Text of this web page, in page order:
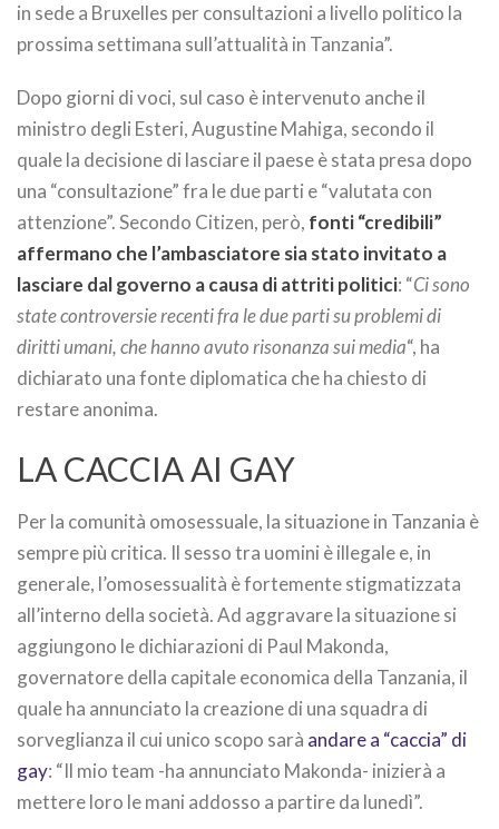
in sede a Bruxelles per consultazioni a livello politico la
prossima settimana sull’attualità in Tanzania”.
Dopo giorni di voci, sul caso è intervenuto anche il
ministro degli Esteri, Augustine Mahiga, secondo il
quale la decisione di lasciare il paese è stata presa dopo
una “consultazione” fra le due parti e “valutata con
attenzione”. Secondo Citizen, però, fonti “credibili”
affermano che l’ambasciatore sia stato invitato a
lasciare dal governo a causa di attriti politici: “Ci sono
state controversie recenti fra le due parti su problemi di
diritti umani, che hanno avuto risonanza sui media“, ha
dichiarato una fonte diplomatica che ha chiesto di
restare anonima.
LA CACCIA AI GAY
Per la comunità omosessuale, la situazione in Tanzania è
sempre più critica. Il sesso tra uomini è illegale e, in
generale, l’omosessualità è fortemente stigmatizzata
all’interno della società. Ad aggravare la situazione si
aggiungono le dichiarazioni di Paul Makonda,
governatore della capitale economica della Tanzania, il
quale ha annunciato la creazione di una squadra di
sorveglianza il cui unico scopo sarà andare a “caccia” di
gay: “Il mio team -ha annunciato Makonda- inizierà a
mettere loro le mani addosso a partire da lunedì”.